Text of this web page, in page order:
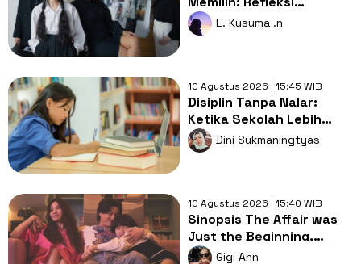
Perempuan Pekerja di
HUT ke-81 RI
E. Kusuma .n
10 Agustus 2026 | 15:45 WIB
Disiplin Tanpa Nalar:
Ketika Sekolah Lebih
Sibuk Mengatur daripada
Mendidik
Dini Sukmaningtyas
10 Agustus 2026 | 15:40 WIB
Sinopsis The Affair was
Just the Beginning,
Rahasia Kelam dari
Gigi Ann